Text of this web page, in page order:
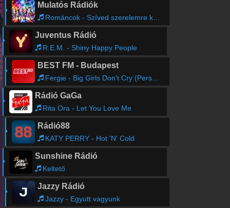
Mulatós Rádiók
Románcok - Szíved szerelemre kéne
Juventus Rádió
R.E.M. - Shiny Happy People
BEST FM - Budapest
Fergie - Big Girls Don't Cry (Personal)
Rádió GaGa
Rita Ora - Let You Love Me
Rádió88
KATY PERRY - Hot 'N' Cold
Sunshine Rádió
Keltető
Jazzy Rádió
Jazzy - Egyutt vagyunk